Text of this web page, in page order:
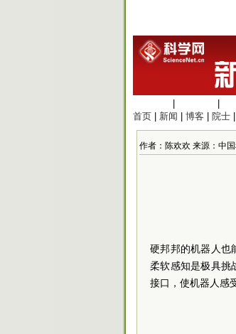
首页
新闻 博客 院士
作者：陈欢欢 来源：中
硬邦邦的机器人也
柔软感知是极具挑
接口，使机器人感